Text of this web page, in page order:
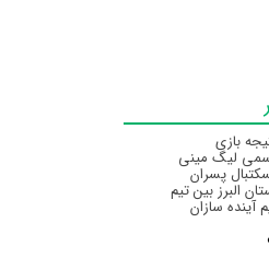
بازی
لیگ مینی
پسران
البرز‌ بین تیم
آینده سازان